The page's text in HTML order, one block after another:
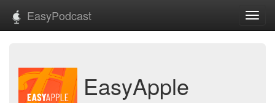
EasyPodcast
EasyApple